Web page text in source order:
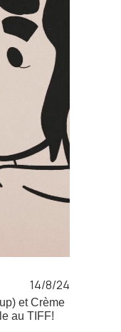
14/8/24
et Crème
au TIFF!